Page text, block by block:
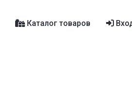
Каталог товаров